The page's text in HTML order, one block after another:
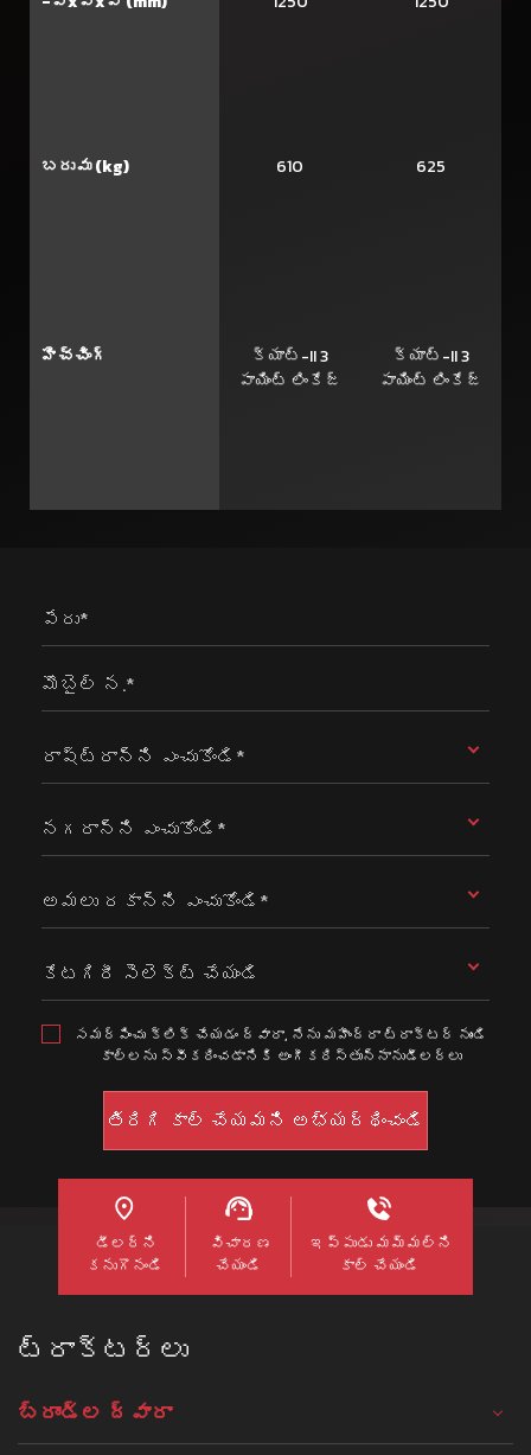
బరువు (kg)
హిచ్చింగ్
610
క్యాట్-II 3
పాయింట్ లింకేజ్
625
క్యాట్-II 3
పాయింట్ లింకేజ్
పేరు*
మొబైల్ న.*
రాష్ట్రాన్ని ఎంచుకోండి*
నగరాన్ని ఎంచుకోండి*
అమలు రకాన్ని ఎంచుకోండి*
కేటగిరీ సెలెక్ట్ చేయండి
సమర్పించు క్లిక్ చేయడం ద్వారా, నేను మహీంద్రా ట్రాక్టర్ నుండి
కాల్లను స్వీకరించడానికి అంగీకరిస్తున్నానుడీలర్లు
డీలర్ని
కనుగొనండి
విచారణ
చేయండి
ఇప్పుడు మమ్మల్ని
కాల్ చేయండి
ట్రాక్టర్లు
బ్రాండ్ల ద్వారా